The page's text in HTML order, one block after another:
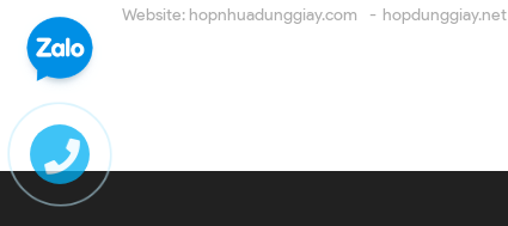
Website: hopnhuadunggiay.com hopdunggiay.net